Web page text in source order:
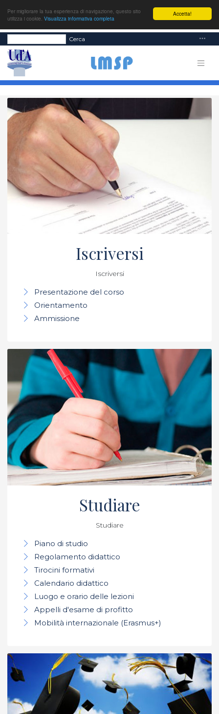
Accetta!
Per migliorare la tua esperienza di navigazione, questo sito
utilizza i cookie. Visualizza informativa completa
Cerca
Iscriversi
Iscriversi
Presentazione del corso
Orientamento
Ammissione
Studiare
Studiare
Piano di studio
Regolamento didattico
Tirocini formativi
Calendario didattico
Luogo e orario delle lezioni
Appelli d'esame di profitto
Mobilità internazionale (Erasmus+)